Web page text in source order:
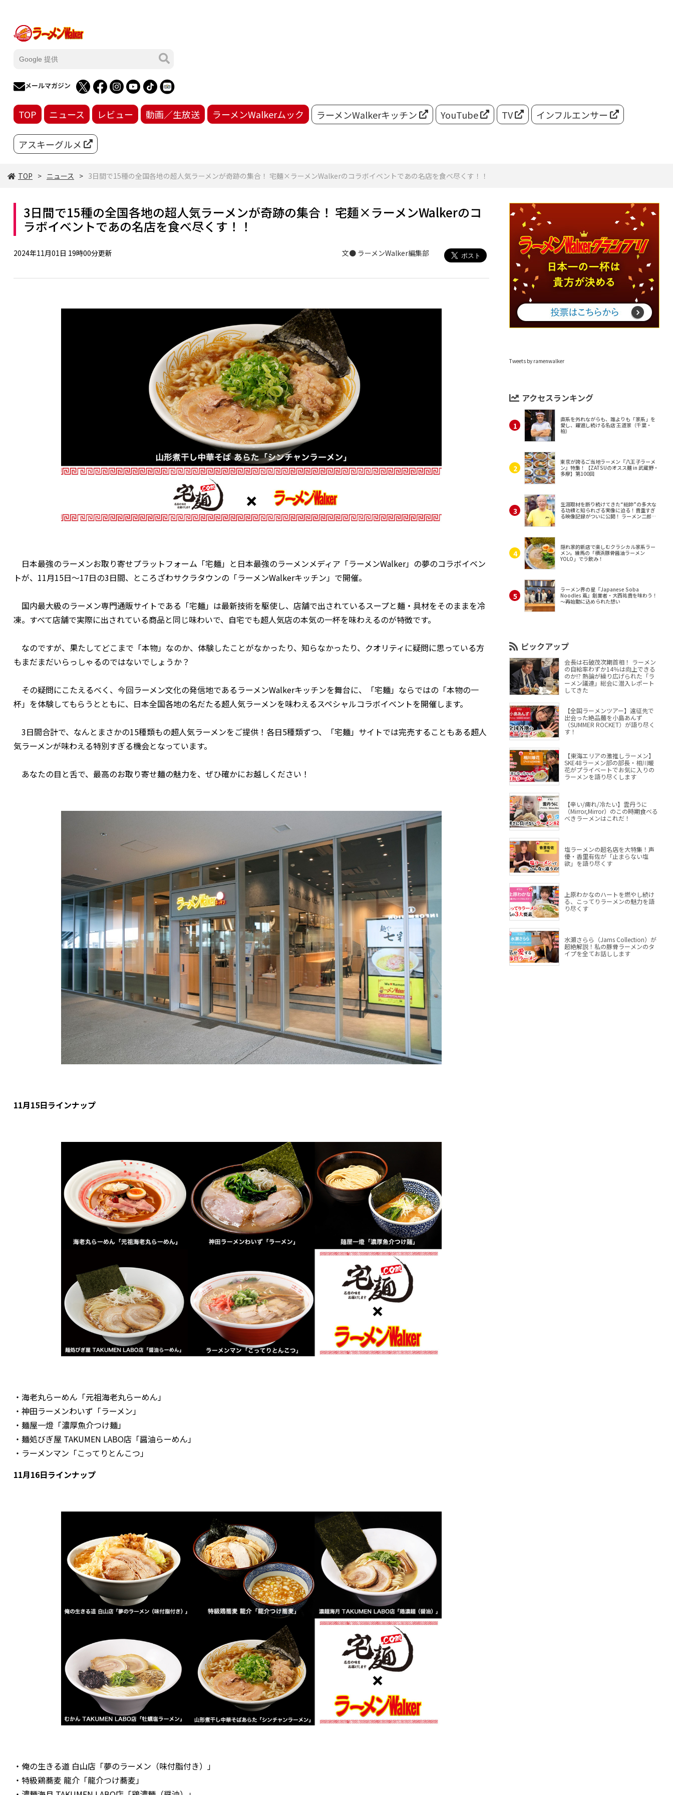
メールマガジン
TOP ニュース レビュー 動画／生放送 ラーメンWalkerムック ラーメンWalkerキッチン YouTube TV インフルエンサー
アスキーグルメ
TOP ニュース 3日間で15種の全国各地の超人気ラーメンが奇跡の集合！ 宅麺×ラーメンWalkerのコラボイベントであの名店を食べ尽くす！！
3日間で15種の全国各地の超人気ラーメンが奇跡の集合！ 宅麺×ラーメンWalkerのコ
ラボイベントであの名店を食べ尽くす！！
2024年11月01日 19時00分更新 文● ラーメンWalker編集部
日本最強のラーメンお取り寄せプラットフォーム「宅麺」と日本最強のラーメンメディア「ラーメンWalker」の夢のコラボイベン
トが、11月15日～17日の3日間、ところざわサクラタウンの「ラーメンWalkerキッチン」で開催。
国内最大級のラーメン専門通販サイトである「宅麺」は最新技術を駆使し、店舗で出されているスープと麺・具材をそのままを冷
凍。すべて店舗で実際に出されている商品と同じ味わいで、自宅でも超人気店の本気の一杯を味わえるのが特徴です。
なのですが、果たしてどこまで「本物」なのか、体験したことがなかったり、知らなかったり、クオリティに疑問に思っている方
もまだまだいらっしゃるのではないでしょうか？
その疑問にこたえるべく、今回ラーメン文化の発信地であるラーメンWalkerキッチンを舞台に、「宅麺」ならではの「本物の一
杯」を体験してもらうとともに、日本全国各地の名だたる超人気ラーメンを味わえるスペシャルコラボイベントを開催します。
3日間合計で、なんとまさかの15種類もの超人気ラーメンをご提供！各日5種類ずつ、「宅麺」サイトでは完売することもある超人
気ラーメンが味わえる特別すぎる機会となっています。
あなたの目と舌で、最高のお取り寄せ麺の魅力を、ぜひ確かにお越しください！
11月15日ラインナップ
・海老丸らーめん「元祖海老丸らーめん」
・神田ラーメンわいず「ラーメン」
・麺屋一燈「濃厚魚介つけ麺」
・麺処びぎ屋 TAKUMEN LABO店「醤油らーめん」
・ラーメンマン「こってりとんこつ」
11月16日ラインナップ
・俺の生きる道 白山店「夢のラーメン（味付脂付き）」
・特級鶏蕎麦 龍介「龍介つけ蕎麦」
Tweets by ramenwalker
アクセスランキング
直系を外れながらも、誰よりも「家系」を
愛し、躍進し続ける名店 王道家（千葉・
柏）
東京が誇るご当地ラーメン『八王子ラーメ
ン』特集！【ZATSUのオスス麺 in 武蔵野・
多摩】第100回
生涯取材を断り続けてきた“総帥”の多大な
る功績と知られざる実像に迫る！貴重すぎ
る映像記録がついに公開！ ラーメン二郎
隠れ家的新店で楽しむクラシカル家系ラー
メン。練馬の「横浜豚骨醤油ラーメン
YOLO」でラ飲み！
ラーメン界の星『Japanese Soba
Noodles 蔦』創業者・大西祐貴を味わう！
～再始動に込められた想い
ピックアップ
会長は石破茂次期首相！ ラーメン
の自給率わずか14％は向上できる
のか!? 熱論が繰り広げられた「ラ
ーメン議連」総会に潜入レポート
してきた
【全国ラーメンツアー】遠征先で
出会った絶品麺を小島あんず
（SUMMER ROCKET）が語り尽く
す！
【東海エリアの激推しラーメン】
SKE48ラーメン部の部長・相川暖
花がプライベートでお気に入りの
ラーメンを語り尽くします
【辛い/痺れ/冷たい】雲丹うに
（Mirror,Mirror）のこの時期食べる
べきラーメンはこれだ！
塩ラーメンの超名店を大特集！声
優・香里有佐が「止まらない塩
欲」を語り尽くす
上原わかなのハートを燃やし続け
る、こってりラーメンの魅力を語
り尽くす
水瀬さらら（Jams Collection）が
超絶解説！私の豚骨ラーメンのタ
イプを全てお話しします